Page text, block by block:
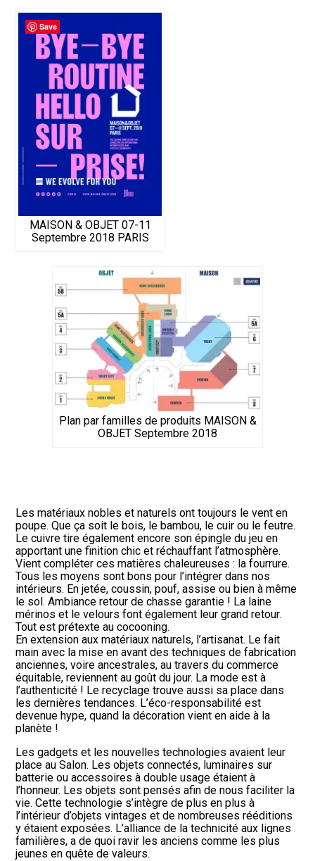
MAISON & OBJET 07-11
Septembre 2018 PARIS
Plan par familles de produits MAISON &
OBJET Septembre 2018
Les matériaux nobles et naturels ont toujours le vent en
poupe. Que ça soit le bois, le bambou, le cuir ou le feutre.
Le cuivre tire également encore son épingle du jeu en
apportant une finition chic et réchauffant l’atmosphère.
Vient compléter ces matières chaleureuses : la fourrure.
Tous les moyens sont bons pour l’intégrer dans nos
intérieurs. En jetée, coussin, pouf, assise ou bien à même
le sol. Ambiance retour de chasse garantie ! La laine
mérinos et le velours font également leur grand retour.
Tout est prétexte au cocooning.
En extension aux matériaux naturels, l’artisanat. Le fait
main avec la mise en avant des techniques de fabrication
anciennes, voire ancestrales, au travers du commerce
équitable, reviennent au goût du jour. La mode est à
l’authenticité ! Le recyclage trouve aussi sa place dans
les dernières tendances. L’éco-responsabilité est
devenue hype, quand la décoration vient en aide à la
planète !
Les gadgets et les nouvelles technologies avaient leur
place au Salon. Les objets connectés, luminaires sur
batterie ou accessoires à double usage étaient à
l’honneur. Les objets sont pensés afin de nous faciliter la
vie. Cette technologie s’intègre de plus en plus à
l’intérieur d’objets vintages et de nombreuses rééditions
y étaient exposées. L’alliance de la technicité aux lignes
familières, a de quoi ravir les anciens comme les plus
jeunes en quête de valeurs.
Save